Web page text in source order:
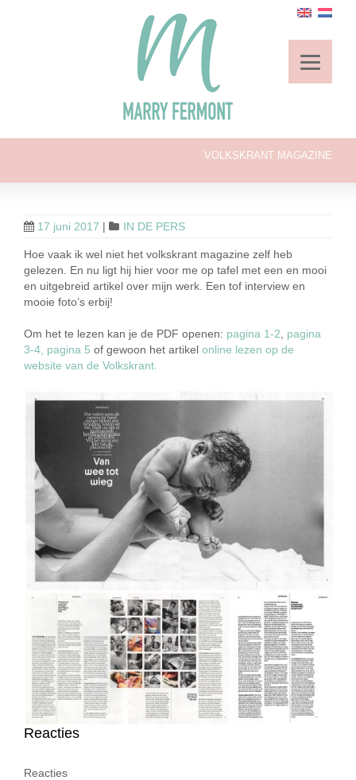
VOLKSKRANT MAGAZINE
17 juni 2017 | IN DE PERS
Hoe vaak ik wel niet het volkskrant magazine zelf heb
gelezen. En nu ligt hij hier voor me op tafel met een en mooi
en uitgebreid artikel over mijn werk. Een tof interview en
mooie foto’s erbij!
Om het te lezen kan je de PDF openen: pagina 1-2
pagina
3-4, pagina 5 of gewoon het artikel online lezen op de
website van de Volkskrant.
Reacties
Reacties